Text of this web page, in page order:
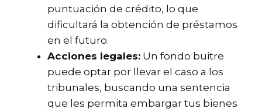
puntuación de crédito, lo que
dificultará la obtención de préstamos
en el futuro.
Acciones legales: Un fondo buitre
puede optar por llevar el caso a los
tribunales, buscando una sentencia
que les permita embargar tus bienes